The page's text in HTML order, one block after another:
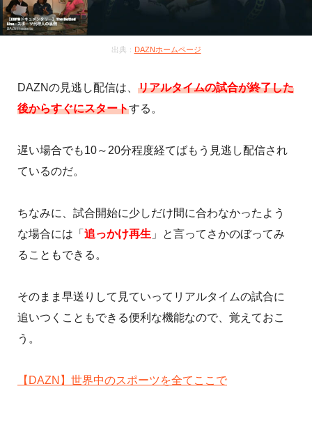
出典： DAZNホームページ
DAZNの見逃し配信は、 リアルタイムの試合が終了した
後からすぐにスタートする。
遅い場合でも10～20分程度経てばもう見逃し配信され
ているのだ。
ちなみに、試合開始に少しだけ間に合わなかったよう
な場合には「 追っかけ再生 」と言ってさかのぼってみ
ることもできる。
そのまま早送りして見ていってリアルタイムの試合に
追いつくこともできる便利な機能なので、覚えておこ
う。
【DAZN】世界中のスポーツを全てここで